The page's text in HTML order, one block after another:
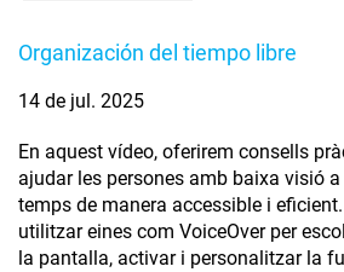
Organización del tiempo libre
14 de jul. 2025
En aquest vídeo, oferirem consells
ajudar les persones amb baixa visió
temps de manera accessible i
utilitzar eines com VoiceOver per
la pantalla, activar i personalitzar la